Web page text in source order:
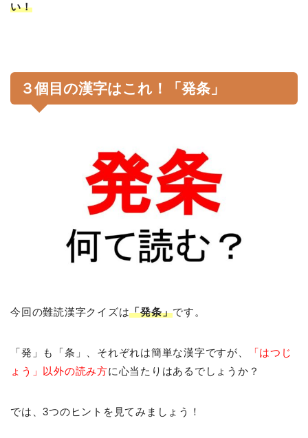
い！
３個目の漢字はこれ！「発条」
今回の難読漢字クイズは「発条」です。
「発」も「条」、それぞれは簡単な漢字ですが、
「はつじ
ょう」以外の読み方に心当たりはあるでしょうか？
では、3つのヒントを見てみましょう！